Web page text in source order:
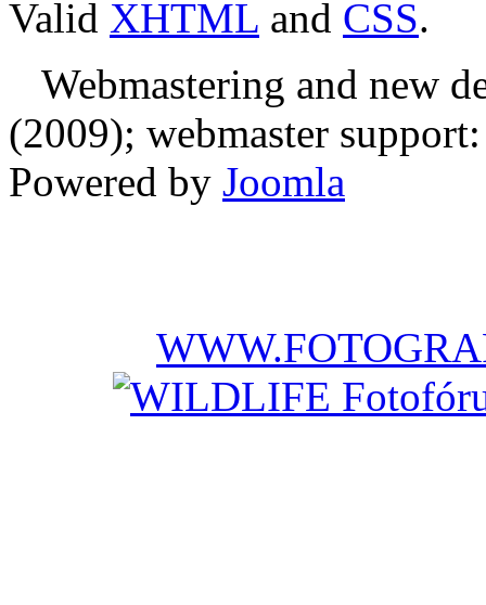
Valid XHTML and CSS.
Webmastering and new
(2009); webmaster
Powered by Joomla